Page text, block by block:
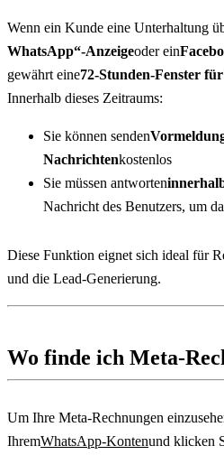
Wenn ein Kunde eine Unterhaltung
WhatsApp“-Anzeigeoder ein
gewährt eine72-Stunden-Fenster
Innerhalb dieses Zeitraums:
Sie können senden
Nachrichtenkostenlos
Sie müssen antworten
Nachricht des Benutzers, um
Diese Funktion eignet sich ideal für
und die Lead-Generierung.
Wo finde ich Meta-
Um Ihre Meta-Rechnungen
IhremWhatsApp-Kontenund klicken